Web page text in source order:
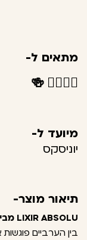
מתאים ל-
👩‍❤️‍💋‍👨
🍻
מיועד ל-
יוניסקס
תיאור מוצר-
LIXIR ABSOLU מבית Élisire,
בין הערביים